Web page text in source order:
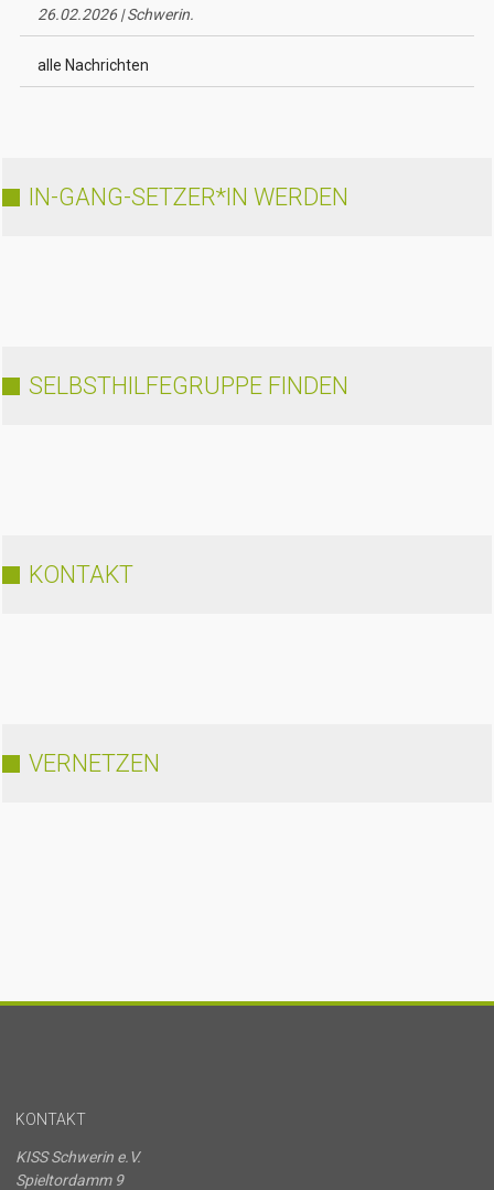
26.02.2026 | Schwerin.
alle Nachrichten
IN-GANG-SETZER*IN WERDEN
SELBSTHILFEGRUPPE FINDEN
KONTAKT
VERNETZEN
KONTAKT
KISS Schwerin e.V.
Spieltordamm 9